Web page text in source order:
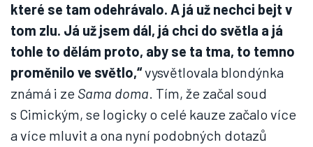
které se tam odehrávalo. A já už nechci bejt v
tom zlu. Já už jsem dál, já chci do světla a já
tohle to dělám proto, aby se ta tma, to temno
proměnilo ve světlo,“vysvětlovala blondýnka
známá i ze Sama doma. Tím, že začal soud
s Cimickým, se logicky o celé kauze začalo více
a více mluvit a ona nyní podobných dotazů